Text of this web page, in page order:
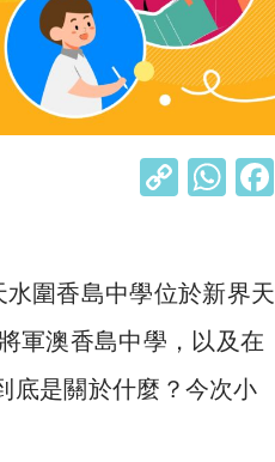
C
y
Li
n
k
W
s
A
p
p
圍香島中學位於新界天
軍澳香島中學，以及在
底是關於什麼？今次小